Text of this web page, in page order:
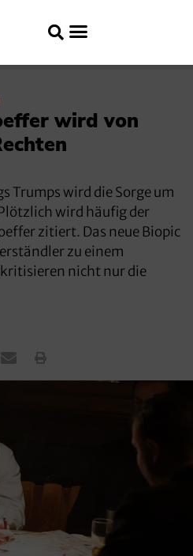
wird von
Trumps wird die Sorge um
wird häufig der
zitiert. Das neue Biopic
zu einem
nicht nur die